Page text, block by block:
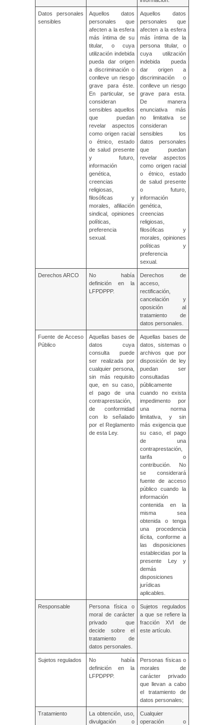
Datos personales
sensibles
Aquellos datos
personales que
afecten a la esfera
más íntima de su
titular, o cuya
utilización indebida
pueda dar origen
a discriminación o
conlleve un riesgo
grave para éste.
En particular, se
consideran
sensibles aquellos
que puedan
revelar aspectos
como origen racial
o étnico, estado
de salud presente
y futuro,
información
genética,
creencias
religiosas,
filosóficas y
morales, afiliación
sindical, opiniones
políticas,
preferencia
sexual.
Aquellos datos
personales que
afecten a la esfera
más íntima de la
persona titular, o
cuya utilización
indebida pueda
dar origen a
discriminación o
conlleve un riesgo
grave para esta.
De manera
enunciativa más
no limitativa se
consideran
sensibles los
datos personales
que puedan
revelar aspectos
como origen racial
o étnico, estado
de salud presente
o futuro,
información
genética,
creencias
religiosas,
filosóficas y
morales, opiniones
políticas y
preferencia
sexual.
Derechos ARCO
No había
definición en la
LFPDPPP.
Derechos de
acceso,
rectificación,
cancelación y
oposición al
tratamiento de
datos personales.
Fuente de Acceso
Público
Aquellas bases de
datos cuya
consulta puede
ser realizada por
cualquier persona,
sin más requisito
que, en su caso,
el pago de una
contraprestación,
de conformidad
con lo señalado
por el Reglamento
de esta Ley.
Aquellas bases de
datos, sistemas o
archivos que por
disposición de ley
puedan ser
consultadas
públicamente
cuando no exista
impedimento por
una norma
limitativa, y sin
más exigencia que
su caso, el pago
de una
contraprestación,
tarifa o
contribución. No
se considerará
fuente de acceso
público cuando la
información
contenida en la
misma sea
obtenida o tenga
una procedencia
ilícita, conforme a
las disposiciones
establecidas por la
presente Ley y
demás
disposiciones
jurídicas
aplicables.
Responsable
Persona física o
moral de carácter
privado que
decide sobre el
tratamiento de
datos personales.
Sujetos regulados
a que se refiere la
fracción XVI de
este artículo.
Sujetos regulados
No había
definición en la
LFPDPPP.
Personas físicas o
morales de
carácter privado
que llevan a cabo
el tratamiento de
datos personales;
Tratamiento
La obtención, uso,
divulgación o
Cualquier
operación o